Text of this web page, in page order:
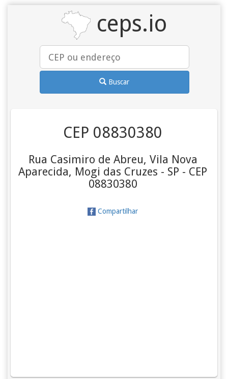
ceps.io
Buscar
CEP 08830380
Rua Casimiro de Abreu, Vila Nova
Aparecida, Mogi das Cruzes - SP - CEP
08830380
Compartilhar